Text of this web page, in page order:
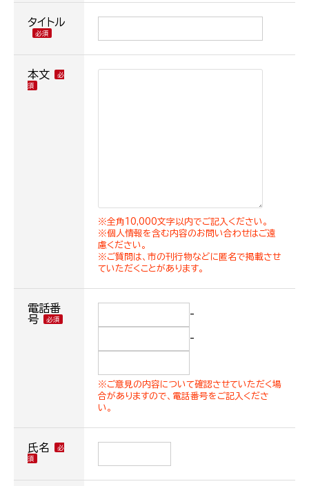
タイトル
本文
※全角10,000文字以内でご記入ください。
※個人情報を含む内容のお問い合わせはご遠
慮ください。
※ご質問は、市の刊行物などに匿名で掲載させ
ていただくことがあります。
電話番
号
-
-
※ご意見の内容について確認させていただく場
合がありますので、電話番号をご記入くださ
い。
氏名